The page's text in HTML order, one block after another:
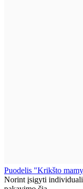
Puodelis "Krikšto
Norint įsigyti